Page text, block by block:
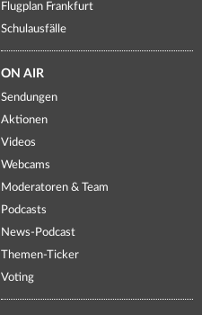
Flugplan Frankfurt
Schulausfälle
ON AIR
Sendungen
Aktionen
Videos
Webcams
Moderatoren & Team
Podcasts
News-Podcast
Themen-Ticker
Voting